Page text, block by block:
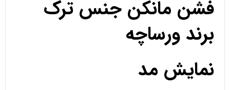
فشن مانکن جنس ترک
برند ورساچه
نمایش مد